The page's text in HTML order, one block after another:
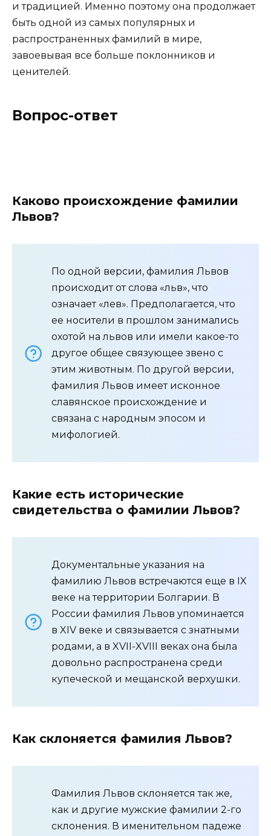
и традицией. Именно поэтому она продолжает
быть одной из самых популярных и
распространенных фамилий в мире,
завоевывая все больше поклонников и
ценителей.
Вопрос-ответ
Каково происхождение фамилии
Львов?
По одной версии, фамилия Львов
происходит от слова «льв», что
означает «лев». Предполагается, что
ее носители в прошлом занимались
охотой на львов или имели какое-то
другое общее связующее звено с
этим животным. По другой версии,
фамилия Львов имеет исконное
славянское происхождение и
связана с народным эпосом и
мифологией.
Какие есть исторические
свидетельства о фамилии Львов?
Документальные указания на
фамилию Львов встречаются еще в IX
веке на территории Болгарии. В
России фамилия Львов упоминается
в XIV веке и связывается с знатными
родами, а в XVII-XVIII веках она была
довольно распространена среди
купеческой и мещанской верхушки.
Как склоняется фамилия Львов?
Фамилия Львов склоняется так же,
как и другие мужские фамилии 2-го
склонения. В именительном падеже